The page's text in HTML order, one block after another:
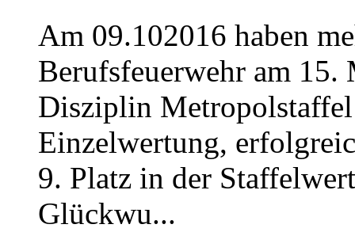
Am 09.102016 haben
Berufsfeuerwehr am
Disziplin
Einzelwertung,
9. Platz in der
Glückwu...